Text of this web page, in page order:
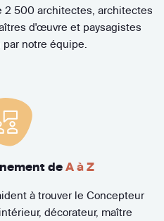
2 500 architectes, architectes
d'œuvre et paysagistes
notre équipe.
de A à Z
à trouver le Concepteur
décorateur, maître